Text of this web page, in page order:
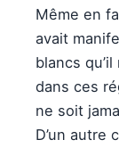
Même en
avait
blancs
dans ces
ne soit
D’un autre